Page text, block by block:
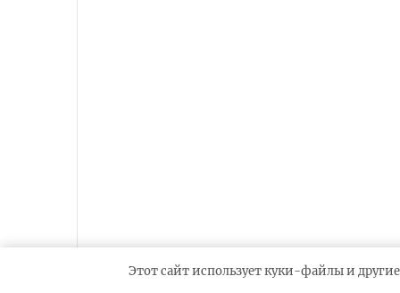
Этот сайт использует куки-файлы и